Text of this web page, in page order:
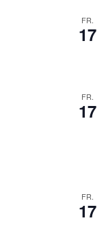
FR.
17
FR.
17
FR.
17